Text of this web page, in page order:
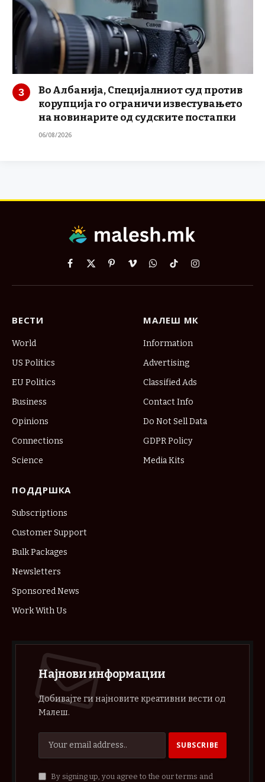
Во Албанија, Специјалниот суд против
корупција го ограничи известувањето
на новинарите од судските постапки
06/08/2026
Facebook
X
PinterestVimeoWhatsApp
TikTokInstagram
ВЕСТИ
World
US Politics
EU Politics
Business
Opinions
Connections
Science
МАЛЕШ МК
Information
Advertising
Classified Ads
Contact Info
Do Not Sell Data
GDPR Policy
Media Kits
ПОДДРШКА
Subscriptions
Customer Support
Bulk Packages
Newsletters
Sponsored News
Work With Us
Најнови информации
Добивајте ги најновите креативни вести од
Малеш.
By signing up, you agree to the our terms and